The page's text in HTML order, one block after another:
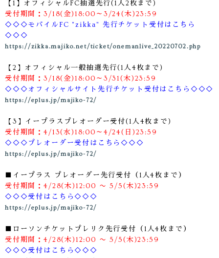
【1】オフィシャルFC抽選先行(1人2枚まで)
受付期間：3/18(金)18:00～3/24(木)23:59
◇◇◇モバイルFC "zikka" 先行チケット受付はこちら
◇◇◇
https://zikka.majiko.net/ticket/onemanlive_20220702.php
【2】オフィシャル一般抽選先行(1人4枚まで)
受付期間：3/18(金)18:00～3/31(木)23:59
◇◇◇オフィシャルサイト先行チケット受付はこちら◇◇◇
https://eplus.jp/majiko-72/
【3】イープラスプレオーダー受付(1人4枚まで)
受付期間：4/13(水)18:00～4/24(日)23:59
◇◇◇プレオーダー受付はこちら◇◇◇
https://eplus.jp/majiko-72/
■イープラス プレオーダー先行受付（1人4枚まで）
受付期間：4/28(木)12:00 〜 5/5(木)23:59
◇◇◇受付はこちら◇◇◇
https://eplus.jp/majiko-72/
■ローソンチケットプレリク先行受付（1人4枚まで）
受付期間：4/28(木)12:00 〜 5/5(木)23:59
◇◇◇受付はこちら◇◇◇